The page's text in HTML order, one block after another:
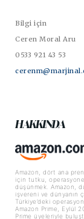
Bilgi için
Ceren Moral Aru
0533 921 43 53
HAKKINDA
Amazon, dört ana
için tutku,
düşünmek. Amazon,
işvereni ve dünyanın
Türkiye’deki
Amazon Prime, Eylül
Prime üyeleriyle